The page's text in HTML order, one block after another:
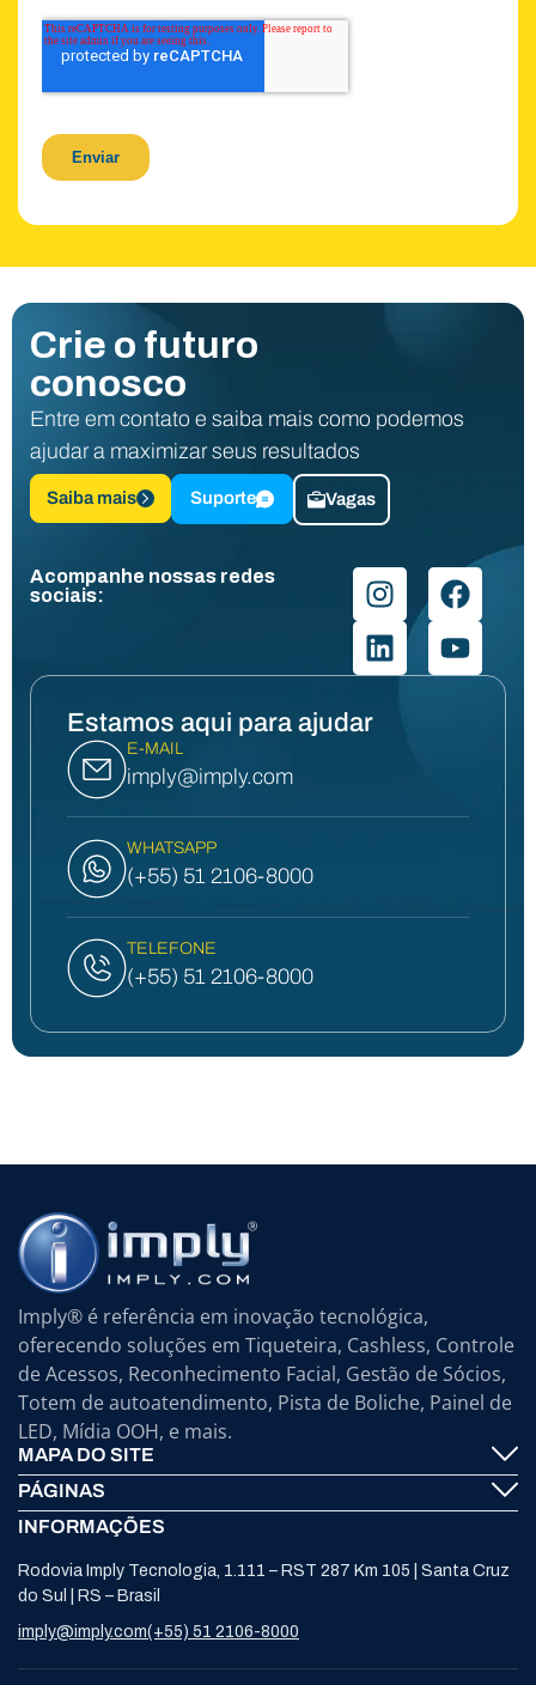
Crie o futuro
conosco
Entre em contato e saiba mais como podemos
ajudar a maximizar seus resultados
Saiba mais Suporte Vagas
Acompanhe nossas redes
sociais:
Estamos aqui para ajudar
E-MAIL
imply@imply.com
WHATSAPP
(+55) 51 2106-8000
TELEFONE
(+55) 51 2106-8000
Imply® é referência em inovação tecnológica,
oferecendo soluções em Tiqueteira, Cashless, Controle
de Acessos, Reconhecimento Facial, Gestão de Sócios,
Totem de autoatendimento, Pista de Boliche, Painel de
LED, Mídia OOH, e mais.
MAPA DO SITE
Imply® Tecnologia
ElevenTickets
Autoatendimento
Bowling
PÁGINAS
Fale Conosco
Suporte
INFORMAÇÕES
Rodovia Imply Tecnologia, 1.111 – RST 287 Km 105 | Santa Cruz
do Sul | RS – Brasil
imply@imply.com(+55) 51 2106-8000